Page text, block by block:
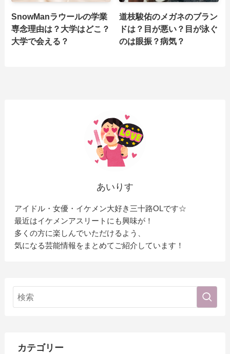
SnowManラウールの学業
専念理由は？大学はどこ？
大学で会える？
道枝駿佑のメガネのブラン
ドは？目が悪い？目が泳ぐ
のは眼振？病気？
あいりす
アイドル・女優・イケメン大好き三十路OLです☆
最近はイケメンアスリートにも興味が！
多くの方に楽しんでいただけるよう、
気になる芸能情報をまとめてご紹介しています！
カテゴリー